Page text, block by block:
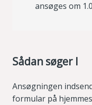
ansøges om
Sådan søger I
Ansøgningen
formular på